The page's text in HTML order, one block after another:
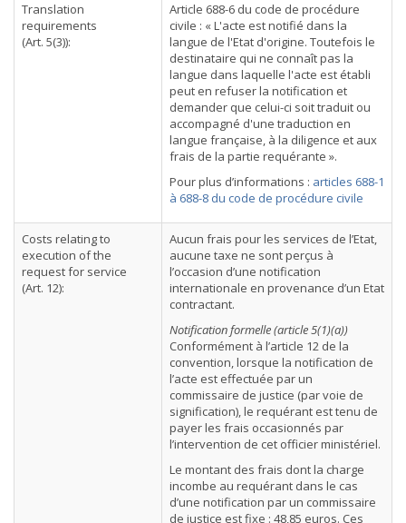
Translation
requirements
(Art. 5(3)):
Article 688-6 du code de procédure
civile : « L'acte est notifié dans la
langue de l'Etat d'origine. Toutefois le
destinataire qui ne connaît pas la
langue dans laquelle l'acte est établi
peut en refuser la notification et
demander que celui-ci soit traduit ou
accompagné d'une traduction en
langue française, à la diligence et aux
frais de la partie requérante ».
Pour plus d’informations : articles 688-1
à 688-8 du code de procédure civile
Costs relating to
execution of the
request for service
(Art. 12):
Aucun frais pour les services de l’Etat,
aucune taxe ne sont perçus à
l’occasion d’une notification
internationale en provenance d’un Etat
contractant.
Notification formelle (article 5(1)(a))
Conformément à l’article 12 de la
convention, lorsque la notification de
l’acte est effectuée par un
commissaire de justice (par voie de
signification), le requérant est tenu de
payer les frais occasionnés par
l’intervention de cet officier ministériel.
Le montant des frais dont la charge
incombe au requérant dans le cas
d’une notification par un commissaire
de justice est fixe : 48,85 euros. Ces